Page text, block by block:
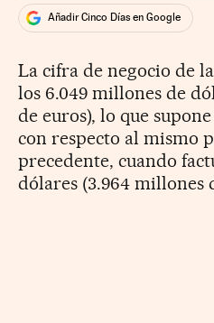
Añadir Cinco Días en Google
La cifra de negocio de
los 6.049 millones de
de euros), lo que
con respecto al mismo
precedente, cuando
dólares (3.964 millones